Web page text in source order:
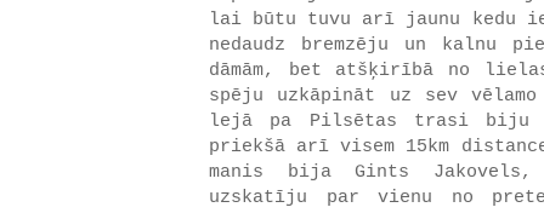
lai būtu tuvu arī jaunu kedu
nedaudz bremzēju un kalnu
dāmām, bet atšķirībā no
spēju uzkāpināt uz sev
lejā pa Pilsētas trasi biju
priekšā arī visem 15km
manis bija Gints Jakovels,
uzskatīju par vienu no